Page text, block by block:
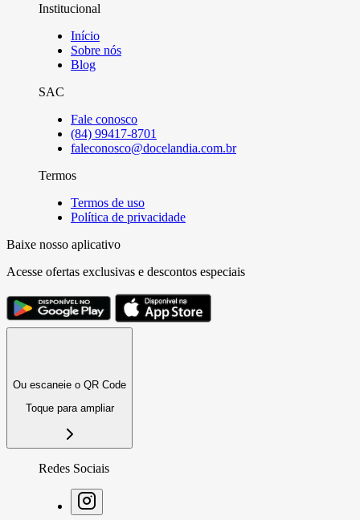
Institucional
Início
Sobre nós
Blog
SAC
Fale conosco
(84) 99417-8701
faleconosco@docelandia.com.br
Termos
Termos de uso
Política de privacidade
Baixe nosso aplicativo
Acesse ofertas exclusivas e descontos especiais
Ou escaneie o QR Code
Toque para ampliar
Redes Sociais